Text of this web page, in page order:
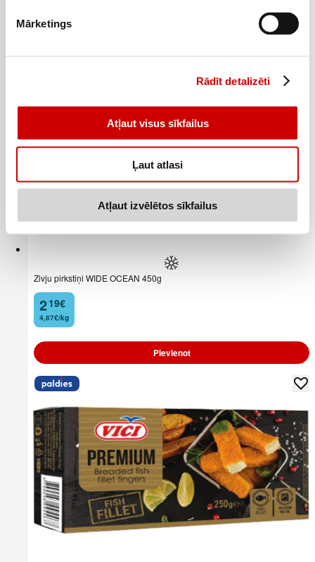
Mārketings
Rādīt detalizēti
Atļaut visus sīkfailus
Ļaut atlasi
Atļaut izvēlētos sīkfailus
Zivju pirkstiņi WIDE OCEAN 450g
2
. 19€
4,87€/kg
Pievienot